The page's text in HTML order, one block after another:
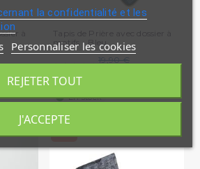
à
11,94 €
motifs - Bleu
19,90 €
En stock
-40%
la confidentialité et les
Personnaliser les cookies
REJETER TOUT
J'ACCEPTE